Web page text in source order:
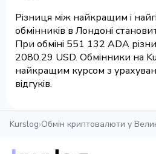
Різниця між найкращим і
обмінників в Лондоні
При обміні 551 132 ADA
2080.29 USD. Обмінники на
найкращим курсом з
відгуків.
Kurslog›Обмін криптовалюти у